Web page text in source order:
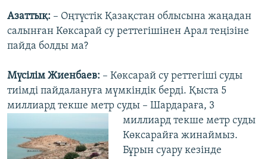
Азаттық: – Оңтүстік Қазақстан облысына жаңадан
салынған Көксарай су реттегішінен Арал теңізіне
пайда болды ма?
Мүсілім Жиенбаев: – Көксарай су реттегіші суды
тиімді пайдалануға мүмкіндік берді. Қыста 5
миллиард текше метр суды – Шардараға, 3
миллиард текше метр суды
Көксарайға жинаймыз.
Бұрын суару кезінде